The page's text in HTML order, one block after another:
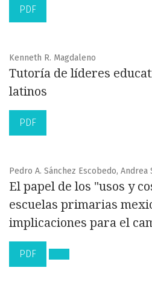
PDF
Kenneth R. Magdaleno
Tutoría de líderes
latinos
PDF
Pedro A. Sánchez Escobedo, Andrea
El papel de los "usos y
escuelas primarias
implicaciones para el
PDF